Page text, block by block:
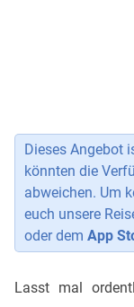
Dieses Angebot
könnten die
abweichen. Um
euch unsere
oder dem App
Lasst mal